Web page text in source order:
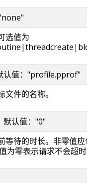
选值为
值："profile.pprof"
件的名称。
认值："0"
等待的时长。非零值应包
为零表示请求不会超时。